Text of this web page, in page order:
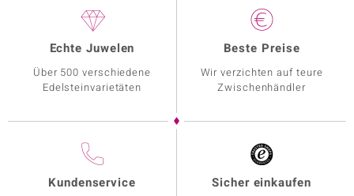
Echte Juwelen
Über 500 verschiedene
Edelsteinvarietäten
Beste Preise
Wir verzichten auf teure
Zwischenhändler
Kundenservice Sicher einkaufen